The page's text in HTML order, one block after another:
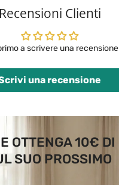
Recensioni Clienti
a scrivere una recensione
una recensione
OTTENGA 10€ DI
SUO PROSSIMO